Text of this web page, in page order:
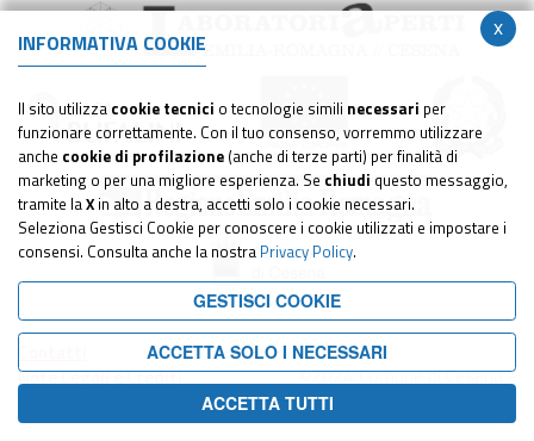
Note Legali e Crediti
©2024 Comune di Cesena -
x
INFORMATIVA COOKIE
Il sito utilizza cookie tecnici o tecnologie simili necessari per
funzionare correttamente. Con il tuo consenso, vorremmo utilizzare
anche cookie di profilazione (anche di terze parti) per finalità di
marketing o per una migliore esperienza. Se chiudi questo messaggio,
tramite laX in alto a destra, accetti solo i cookie necessari.
Seleziona Gestisci Cookie per conoscere i cookie utilizzati e impostare i
consensi. Consulta anche la nostra Privacy Policy.
GESTISCI COOKIE
ACCETTA SOLO I NECESSARI
ACCETTA TUTTI